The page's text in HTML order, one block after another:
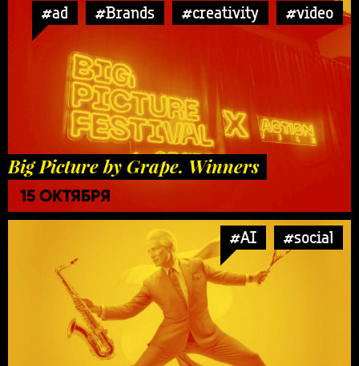
#ad #Brands #creativity #video
Big Picture by Grape. Winners
15 ОКТЯБРЯ
#AI #social